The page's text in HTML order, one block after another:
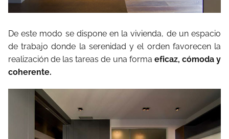
De este modo se dispone en la vivienda, de un espacio
de trabajo donde la serenidad y el orden favorecen la
realización de las tareas de una forma eficaz, cómoda y
coherente.